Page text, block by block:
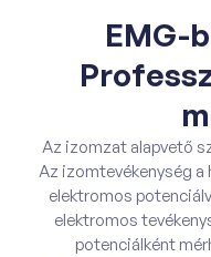
EMG-
Az izomzat alapvető
Az izomtevékenység
elektromos
elektromos
potenciálként